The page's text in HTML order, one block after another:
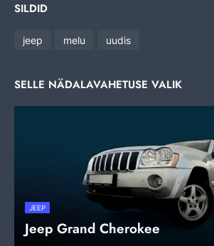
SILDID
jeep melu uudis
SELLE NÄDALAVAHETUSE VALIK
JEEP
Jeep Grand Cherokee